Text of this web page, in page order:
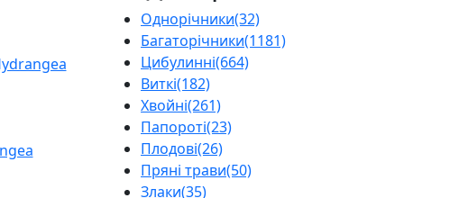
Однорічники(32)
Багаторічники(1181)
Цибулинні(664)
Виткі(182)
Хвойні(261)
Папороті(23)
Плодові(26)
Пряні трави(50)
Злаки(35)